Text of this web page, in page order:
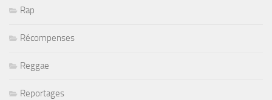
Rap
Récompenses
Reggae
Reportages